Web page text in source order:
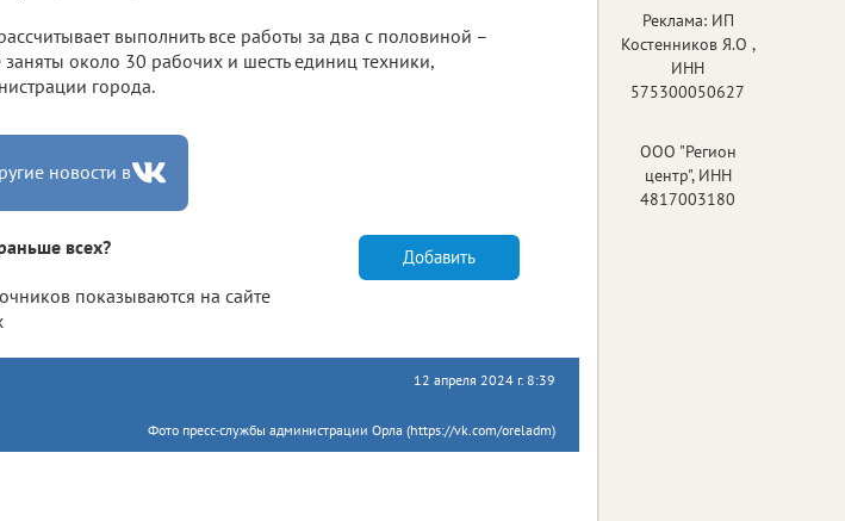
выполнить все работы за два с половиной –
заняты около 30 рабочих и шесть единиц техники,
города.
новости в
всех?
показываются на сайте
Добавить
12 апреля 2024 г. 8:39
Фото пресс-службы администрации Орла (https://vk.com/oreladm)
Реклама: ИП
Костенников Я.О ,
ИНН
575300050627
ООО "Регион
центр", ИНН
4817003180